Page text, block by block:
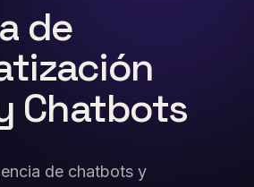
de
Chatbots
de chatbots y